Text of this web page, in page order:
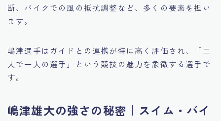
断、バイクでの風の抵抗調整など、多くの要素を担い
ます。
嶋津選手はガイドとの連携が特に高く評価され、「二
人で一人の選手」という競技の魅力を象徴する選手で
す。
嶋津雄大の強さの秘密｜スイム・バイ